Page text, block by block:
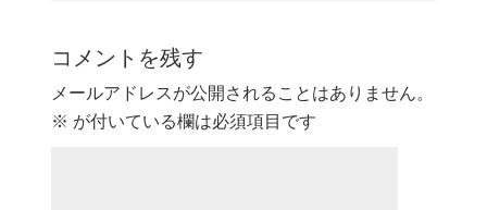
コメントを残す
メールアドレスが公開されることはありません。
※ が付いている欄は必須項目です